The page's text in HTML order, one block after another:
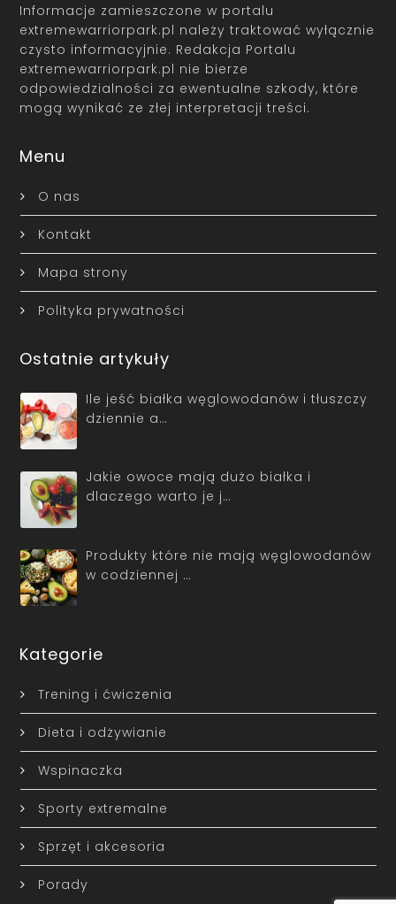
Informacje zamieszczone w portalu
extremewarriorpark.pl należy traktować wyłącznie
czysto informacyjnie. Redakcja Portalu
extremewarriorpark.pl nie bierze
odpowiedzialności za ewentualne szkody, które
mogą wynikać ze złej interpretacji treści.
Menu
O nas
Kontakt
Mapa strony
Polityka prywatności
Ostatnie artykuły
Ile jeść białka węglowodanów i tłuszczy
dziennie a…
Jakie owoce mają dużo białka i
dlaczego warto je j…
Produkty które nie mają węglowodanów
w codziennej …
Kategorie
Trening i ćwiczenia
Dieta i odżywianie
Wspinaczka
Sporty extremalne
Sprzęt i akcesoria
Porady